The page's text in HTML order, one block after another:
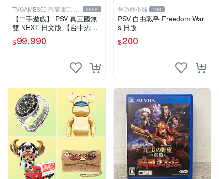
TVGAME360 恐龍電玩-台
中店
8652
【二手遊戲】 PSV 真三國無
雙 NEXT 日文版 【台中恐龍
電玩】
$99,990
隼遊戲小舖 438
PSV 自由戰爭 Freedom War
s 日版
$200